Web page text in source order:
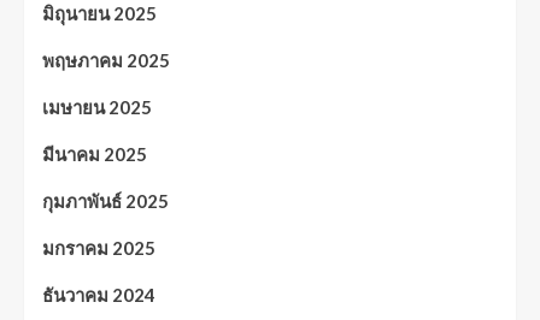
มิถุนายน 2025
พฤษภาคม 2025
เมษายน 2025
มีนาคม 2025
กุมภาพันธ์ 2025
มกราคม 2025
ธันวาคม 2024